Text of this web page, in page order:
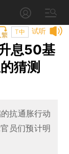
试听
T中
息50基
猜测
抗通胀行动
员们预计明